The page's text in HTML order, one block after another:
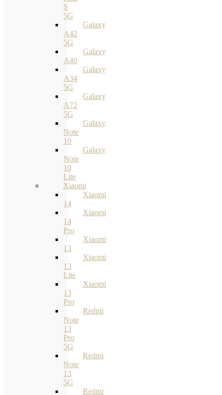
S
5G
Galaxy
A42
5G
Galaxy
A40
Galaxy
A34
5G
Galaxy
A72
5G
Galaxy
Note
10
Galaxy
Note
10
Lite
Xiaomi
Xiaomi
14
Xiaomi
14
Pro
Xiaomi
13
Xiaomi
13
Lite
Xiaomi
13
Pro
Redmi
Note
13
Pro
5G
Redmi
Note
13
5G
Redmi